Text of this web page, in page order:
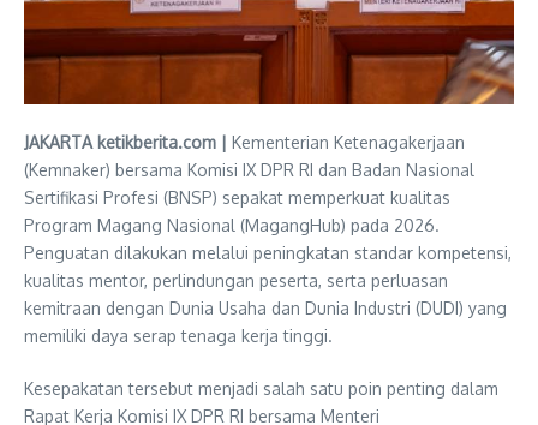
JAKARTA ketikberita.com | Kementerian Ketenagakerjaan
(Kemnaker) bersama Komisi IX DPR RI dan Badan Nasional
Sertifikasi Profesi (BNSP) sepakat memperkuat kualitas
Program Magang Nasional (MagangHub) pada 2026.
Penguatan dilakukan melalui peningkatan standar kompetensi,
kualitas mentor, perlindungan peserta, serta perluasan
kemitraan dengan Dunia Usaha dan Dunia Industri (DUDI) yang
memiliki daya serap tenaga kerja tinggi.
Kesepakatan tersebut menjadi salah satu poin penting dalam
Rapat Kerja Komisi IX DPR RI bersama Menteri